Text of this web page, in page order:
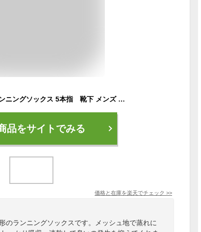
＼P5倍確定／3D ランニングソックス 5本指 靴下 メンズ レディース スポーツソックス 抗菌防臭 吸水速乾 くつした くつ下 フィットネス
品をサイトでみる
価格と在庫を楽天でチェック >>
のランニングソックスです。メッシュ地で蒸れに